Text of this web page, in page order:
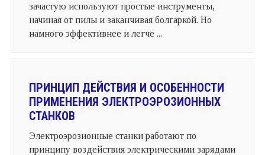
зачастую используют простые инструменты,
начиная от пилы и заканчивая болгаркой. Но
намного эффективнее и легче ...
ПРИНЦИП ДЕЙСТВИЯ И ОСОБЕННОСТИ
ПРИМЕНЕНИЯ ЭЛЕКТРОЭРОЗИОННЫХ
СТАНКОВ
Электроэрозионные станки работают по
принципу воздействия электрическими зарядами